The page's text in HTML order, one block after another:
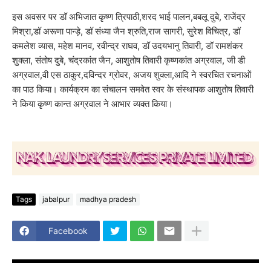
इस अवसर पर डॉ अभिजात कृष्ण त्रिपाठी,शरद भाई पालन,बबलू दुबे, राजेंद्र
मिश्रा,डॉ अरूणा पान्ड़े, डॉ संध्या जैन श्रुति,राज सागरी, सुरेश विचित्र, डॉ
कमलेश व्यास, महेश मानव, रवीन्द्र राघव, डॉ उदयभानु तिवारी, डॉ रामशंकर
शुक्ला, संतोष दुबे, चंद्रकांत जैन, आशुतोष तिवारी कृष्णकांत अग्रवाल, जी डी
अग्रवाल,वी एस ठाकुर,दविन्दर ग्रोवर, अजय शुक्ला,आदि ने स्वरचित रचनाओं
का पाठ किया। कार्यक्रम का संचालन समवेत स्वर के संस्थापक आशुतोष तिवारी
ने किया कृष्ण कान्त अग्रवाल ने आभार व्यक्त किया।
Tags jabalpur madhya pradesh
Facebook